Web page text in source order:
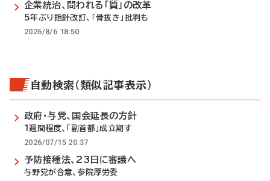
企業統治、問われる「質」の改革
5年ぶり指針改訂、「骨抜き」批判も
2026/8/6 18:50
自動検索（類似記事表示）
政府・与党、国会延長の方針
1週間程度、「副首都」成立期す
2026/07/15 20:37
予防接種法、23日に審議へ
与野党が合意、参院厚労委